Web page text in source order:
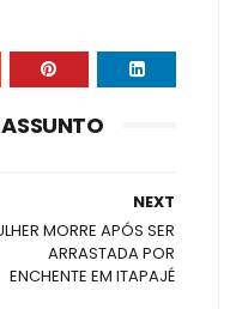
NEXT
MORRE APÓS SER
ARRASTADA POR
ENCHENTE EM ITAPAJÉ